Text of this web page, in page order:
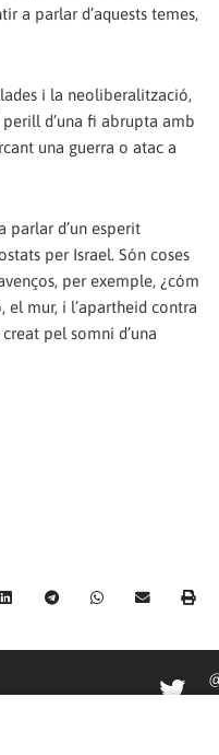
a parlar d’aquests temes,
i la neoliberalització,
d’una fi abrupta amb
una guerra o atac a
parlar d’un esperit
per Israel. Són coses
per exemple, ¿cóm
el mur, i l’apartheid contra
pel somni d’una